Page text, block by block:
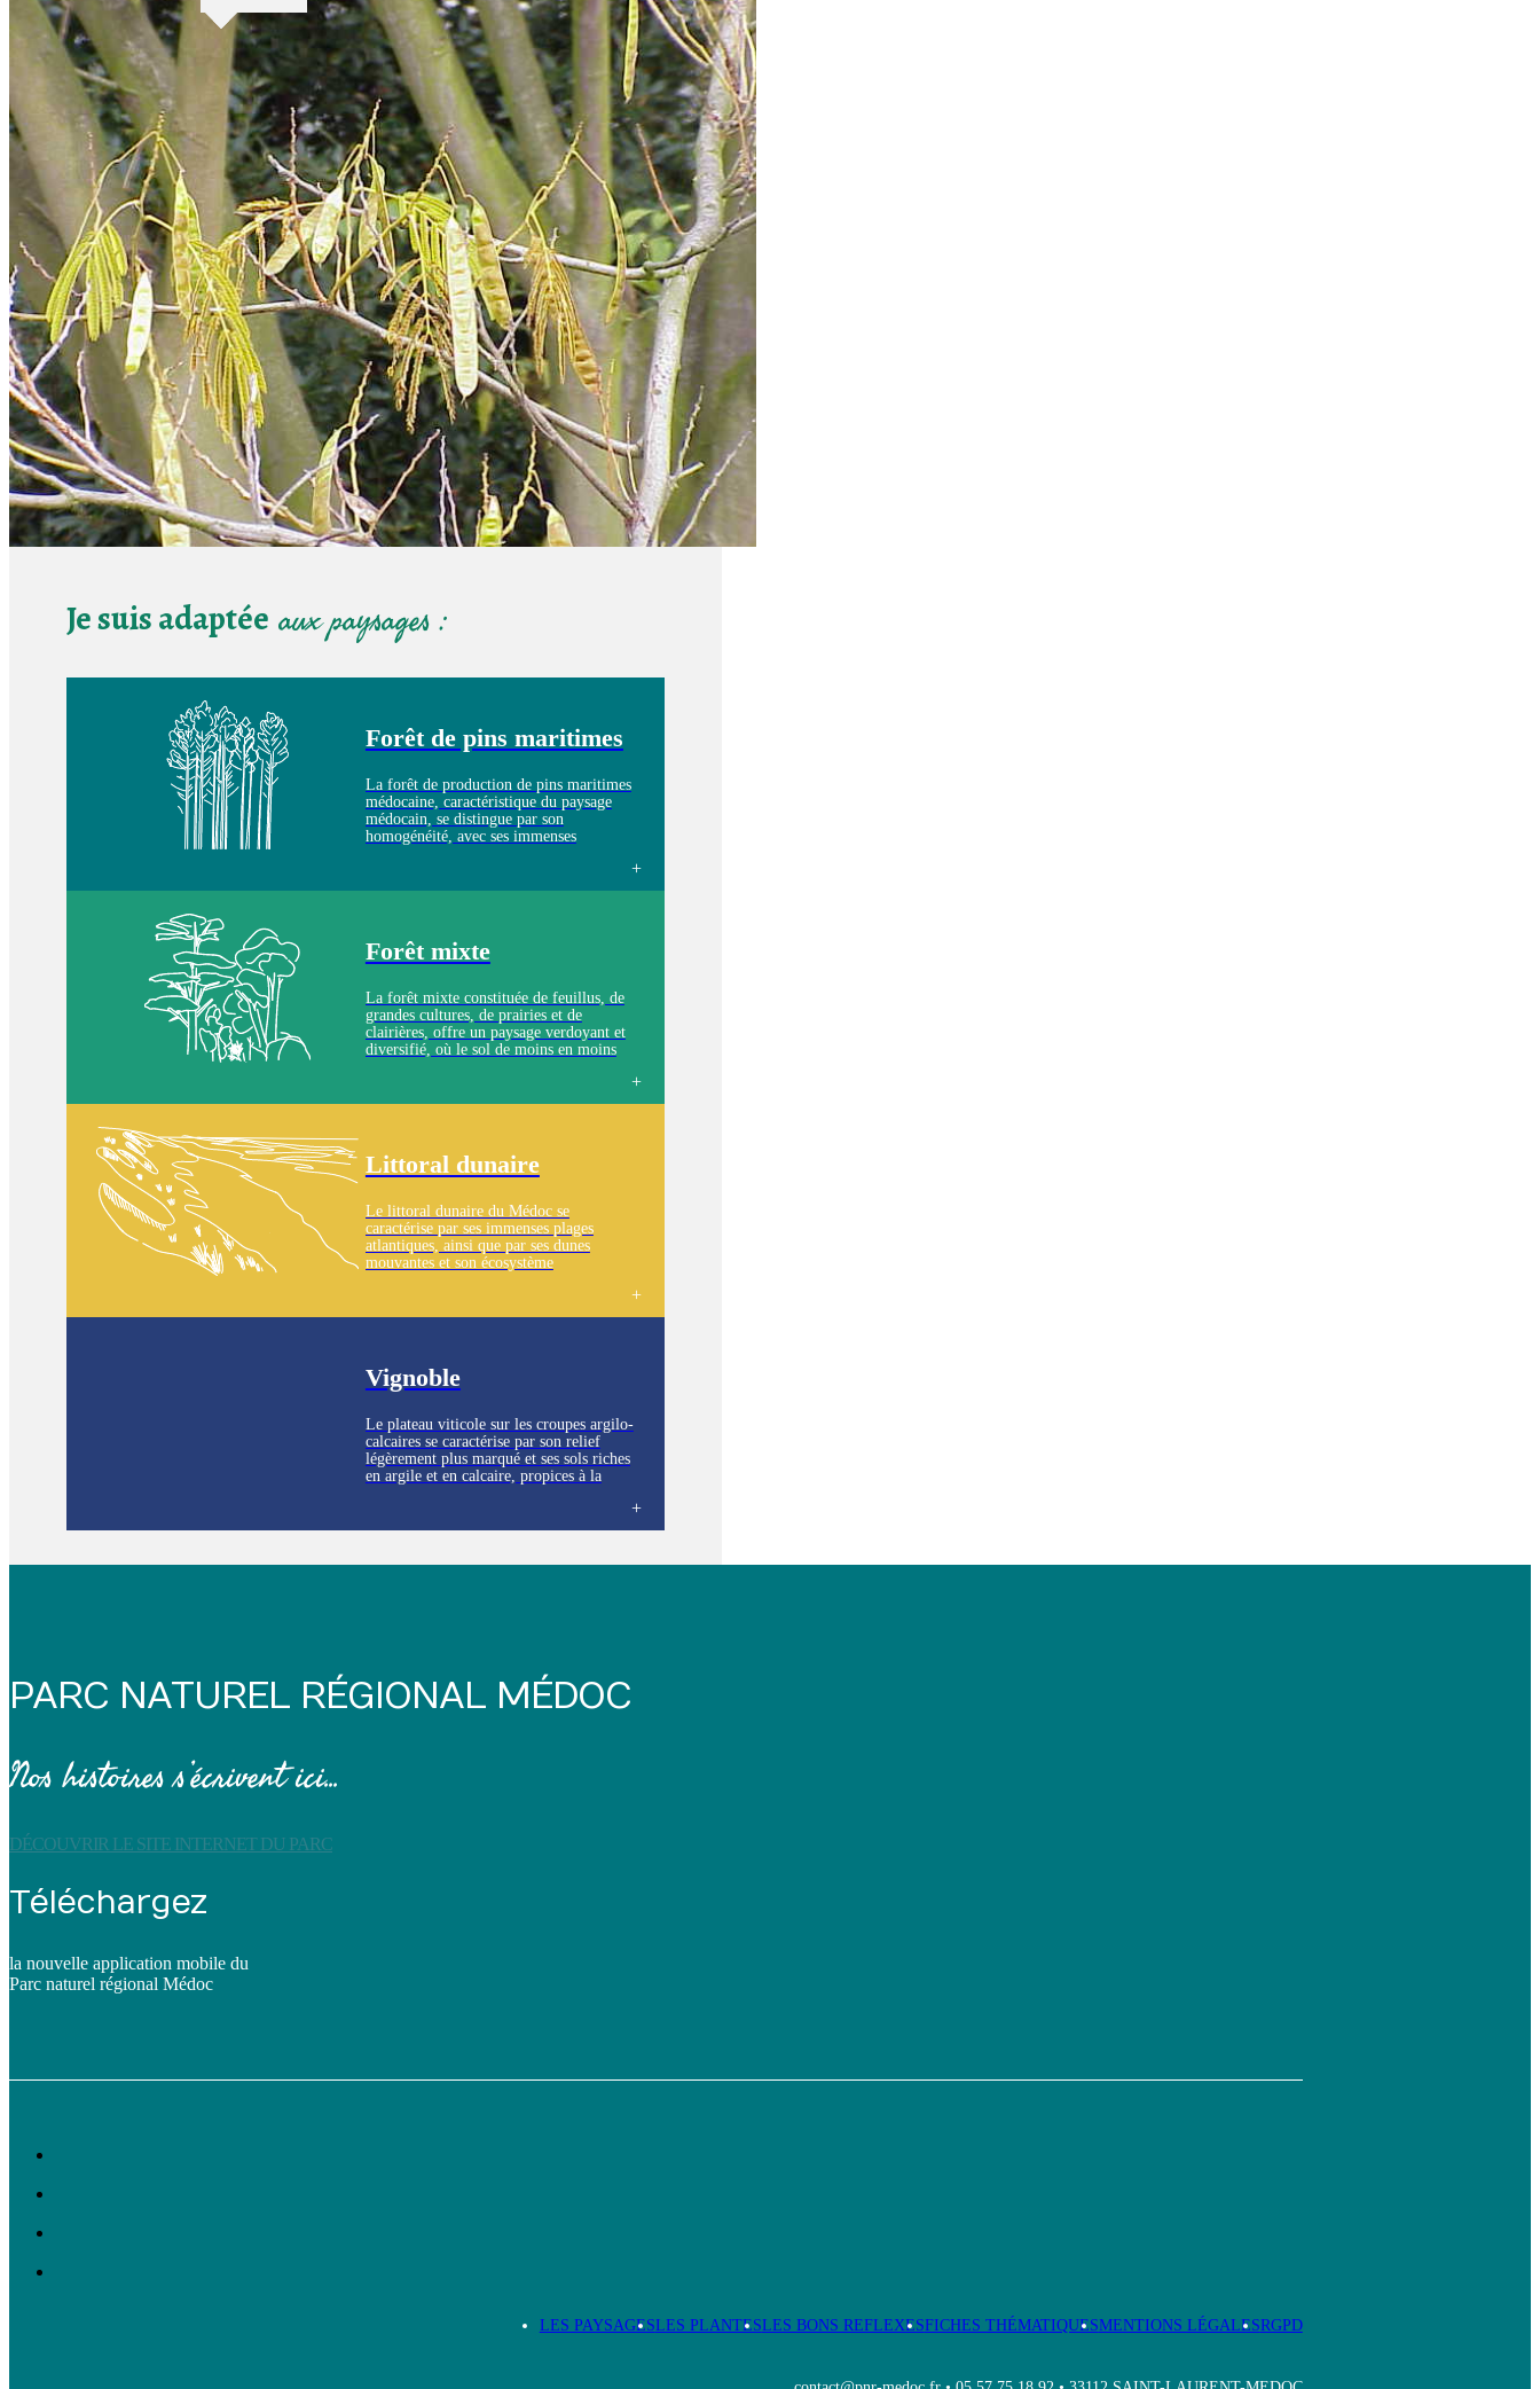
Je suis adaptée aux paysages :
Forêt de pins maritimes
La forêt de production de pins maritimes
médocaine, caractéristique du paysage
médocain, se distingue par son
homogénéité, avec ses immenses
créant des perspectives remarquables. Les
sols y sont sableux, tourbeux par endroits,
Forêt mixte
La forêt mixte constituée de feuillus, de
grandes cultures, de prairies et de
clairières, offre un paysage verdoyant et
diversifié, où le sol de moins en moins
s’approche de l’estuaire.
Littoral dunaire
Le littoral dunaire du Médoc se
caractérise par ses immenses plages
atlantiques, ainsi que par ses dunes
mouvantes et son écosystème
sablonneux et secs.
Vignoble
Le plateau viticole sur les croupes argilo-
calcaires se caractérise par son relief
légèrement plus marqué et ses sols riches
en argile et en calcaire, propices à la
paysage viticole unique et typique de la
PARC NATUREL RÉGIONAL MÉDOC
Nos histoires s’écrivent ici...
DÉCOUVRIR LE SITE INTERNET DU PARC
Téléchargez
la nouvelle application mobile du
Parc naturel régional Médoc
LES PAYSAGESLES PLANTESLES BONS REFLEXESFICHES THÉMATIQUESMENTIONS LÉGALESRGPD